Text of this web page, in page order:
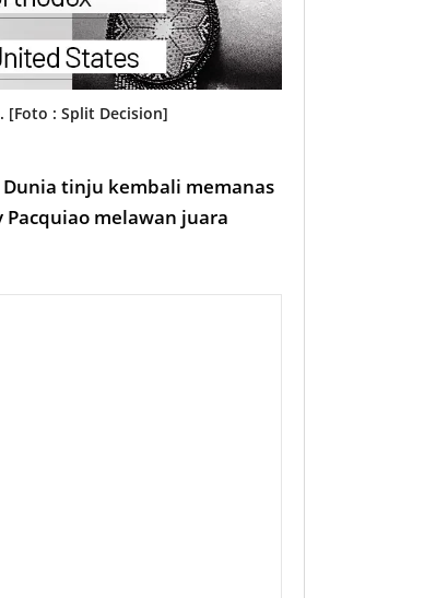
[Foto : Split Decision]
Dunia tinju kembali memanas
melawan juara